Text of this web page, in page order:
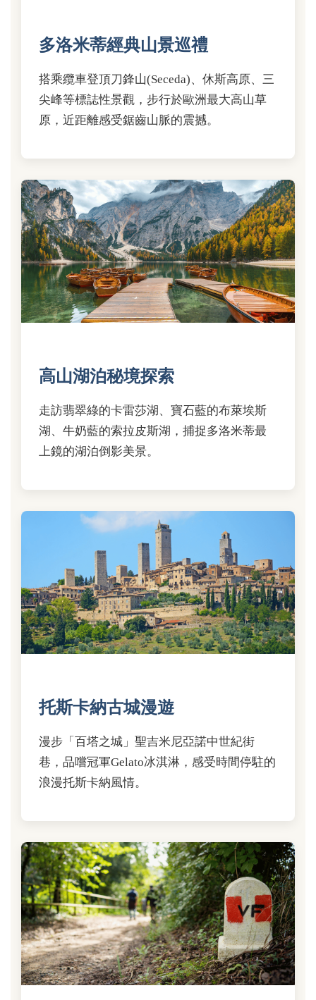
多洛米蒂經典山景巡禮
搭乘纜車登頂刀鋒山(Seceda)、休斯高原、三
尖峰等標誌性景觀，步行於歐洲最大高山草
原，近距離感受鋸齒山脈的震撼。
高山湖泊秘境探索
走訪翡翠綠的卡雷莎湖、寶石藍的布萊埃斯
湖、牛奶藍的索拉皮斯湖，捕捉多洛米蒂最
上鏡的湖泊倒影美景。
托斯卡納古城漫遊
漫步「百塔之城」聖吉米尼亞諾中世紀街
巷，品嚐冠軍Gelato冰淇淋，感受時間停駐的
浪漫托斯卡納風情。